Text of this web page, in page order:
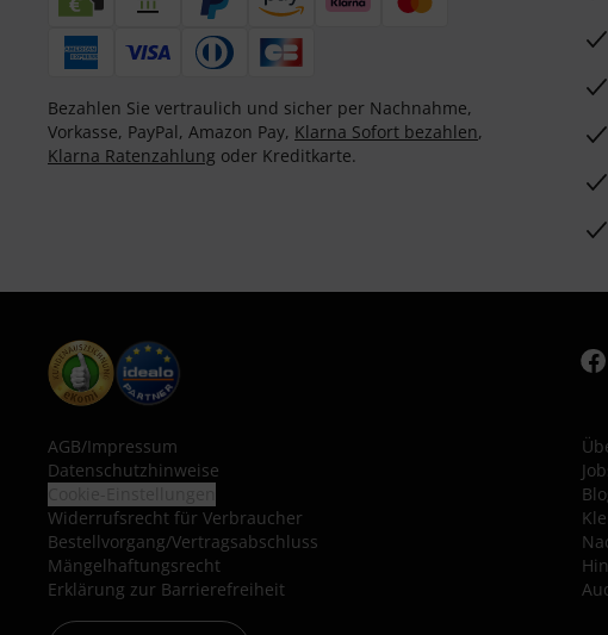
Bezahlen Sie vertraulich und sicher per Nachnahme,
Vorkasse, PayPal, Amazon Pay, Klarna Sofort bezahlen,
Klarna Ratenzahlung oder Kreditkarte.
AGB/Impressum
Datenschutzhinweise
Widerrufsrecht für Verbraucher
Bestellvorgang/Vertragsabschluss
Mängelhaftungsrecht
Erklärung zur Barrierefreiheit